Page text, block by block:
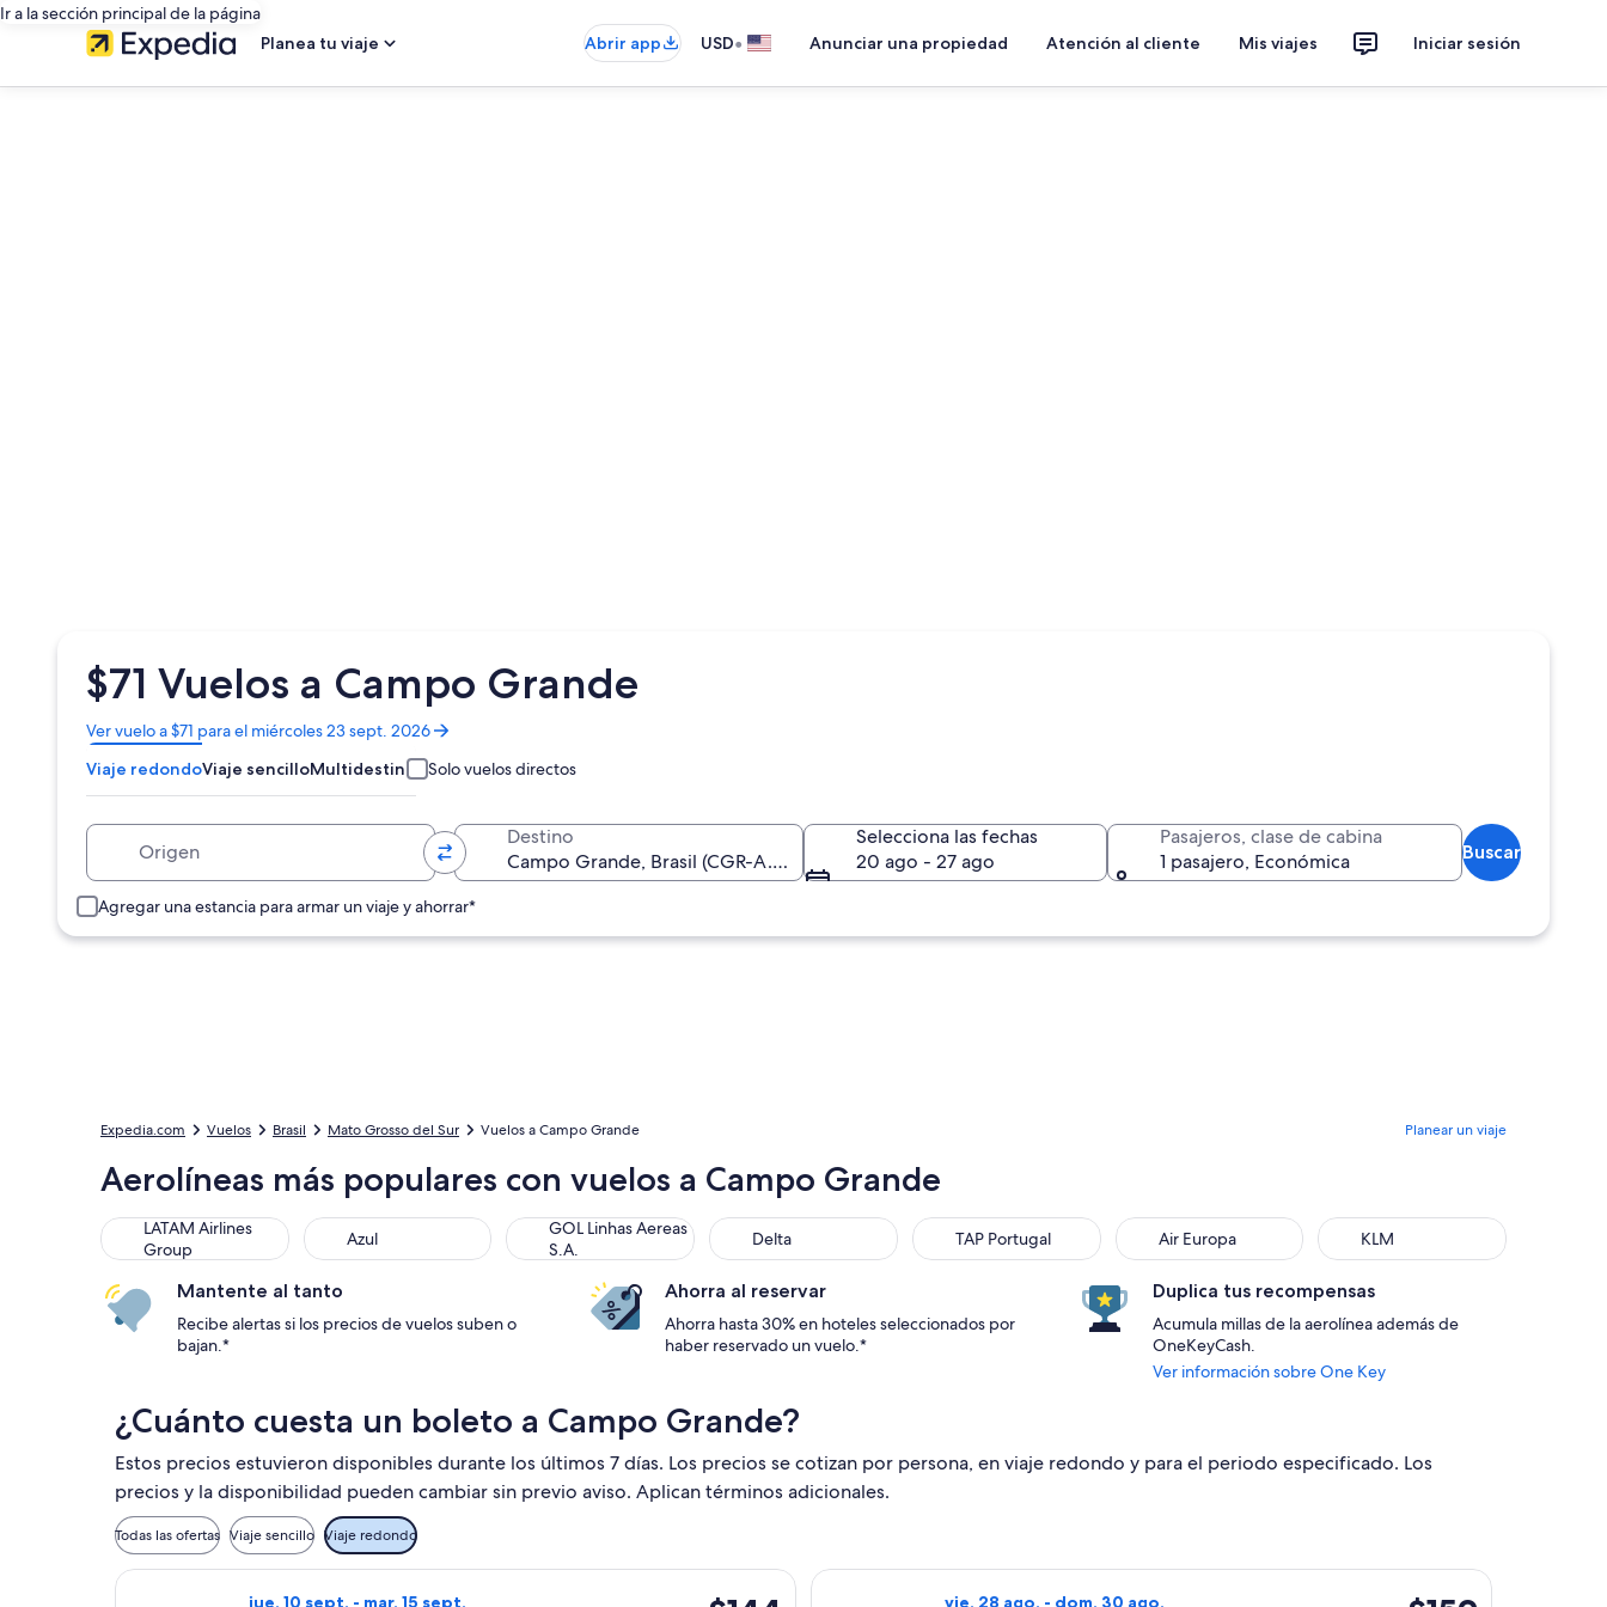
Ir a la sección principal de la página
Planea tu viaje
Abrir app USD• Anunciar una propiedad Atención al cliente Mis viajes Iniciar sesión
$71 Vuelos a Campo Grande
Ver vuelo a $71 para el miércoles 23 sept. 2026
Se
abrirá
en
una
ventana
Viaje redondoViaje sencilloMultidestino Solo vuelos directos
Destino
Selecciona las fechas
20 ago - 27 ago
Pasajeros, clase de cabina
1 pasajero, Económica
Buscar
Agregar una estancia para armar un viaje y ahorrar*
Expedia.com Vuelos Brasil Mato Grosso del Sur Vuelos a Campo Grande Planear un viaje
Aerolíneas más populares con vuelos a Campo Grande
LATAM Airlines
Group
LATAM Airlines Group Azul
Azul
GOL Linhas Aereas
S.A.
GOL Linhas Aereas S.A. Delta
Delta TAP Portugal
TAP Portugal Air Europa
Air Europa KLM
KLM
Mantente al tanto
Recibe alertas si los precios de vuelos suben o
bajan.*
Ahorra al reservar
Ahorra hasta 30% en hoteles seleccionados por
haber reservado un vuelo.*
Duplica tus recompensas
Acumula millas de la aerolínea además de
OneKeyCash.
Ver información sobre One Key
¿Cuánto cuesta un boleto a Campo Grande?
Estos precios estuvieron disponibles durante los últimos 7 días. Los precios se cotizan por persona, en viaje redondo y para el periodo especificado. Los
precios y la disponibilidad pueden cambiar sin previo aviso. Aplican términos adicionales.
Todas las ofertas Viaje sencillo Viaje redondo
jue, 10 sept. - mar, 15 sept.
Seleccionar vuelo de Azul, con salida el jue, 10 sept. desde Campinas hacia Campo Grande, con regreso el mar, 15 sept., con precio de $144. encontrado hace
vie, 28 ago. - dom, 30 ago.
Seleccionar vuelo de GOL Linhas Aereas S.A., con salida el vie, 28 ago.